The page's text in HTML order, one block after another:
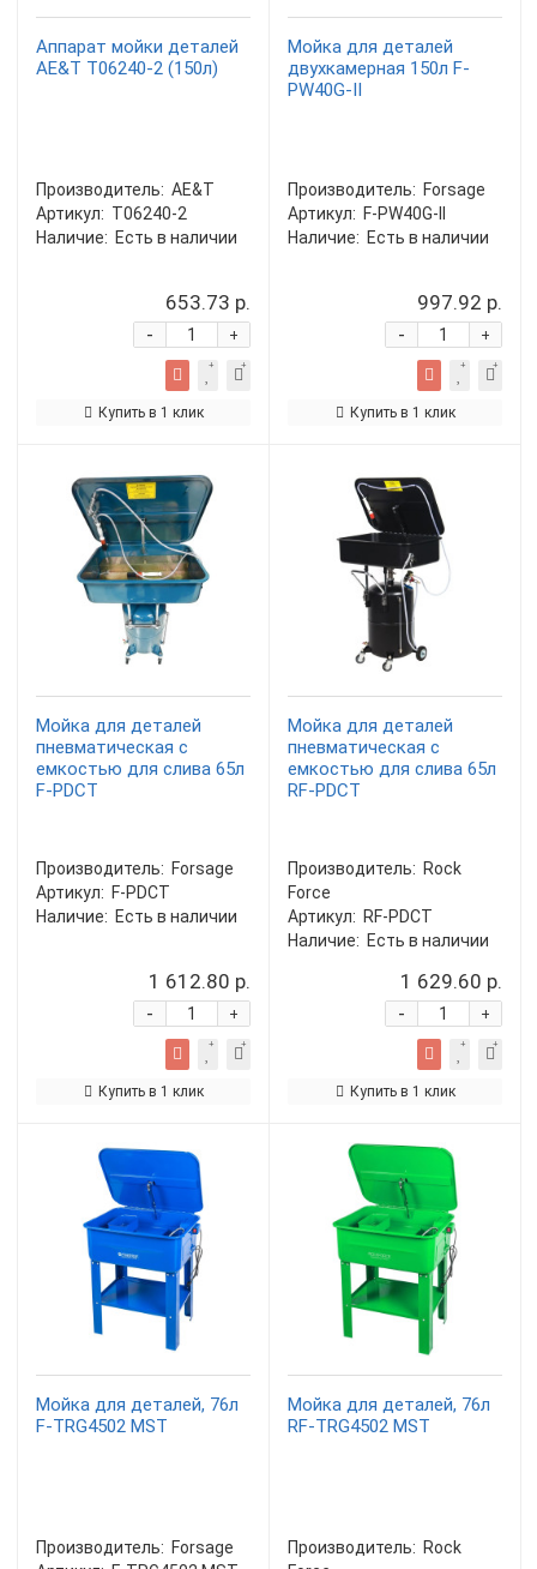
Аппарат мойки деталей
AE&T T06240-2 (150л)
Производитель: AE&T
Артикул: T06240-2
Наличие: Есть в наличии
653.73 р.
+
-
Купить в 1 клик
Мойка для деталей
двухкамерная 150л F-
PW40G-II
Производитель: Forsage
Артикул: F-PW40G-II
Наличие: Есть в наличии
997.92 р.
+
-
Купить в 1 клик
Мойка для деталей
пневматическая с
емкостью для слива 65л
F-PDCT
Производитель: Forsage
Артикул: F-PDCT
Наличие: Есть в наличии
1 612.80 р.
+
-
Купить в 1 клик
Мойка для деталей
пневматическая с
емкостью для слива 65л
RF-PDCT
Производитель: Rock
Force
Артикул: RF-PDCT
Наличие: Есть в наличии
1 629.60 р.
+
-
Купить в 1 клик
Мойка для деталей, 76л
F-TRG4502 MST
Производитель: Forsage
Мойка для деталей, 76л
RF-TRG4502 MST
Производитель: Rock